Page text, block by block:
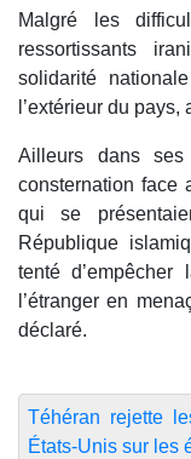
Malgré les
ressortissants
solidarité
l’extérieur du
Ailleurs dans
consternation face
qui se
République
tenté
l’étranger en
déclaré.
Téhéran rejette
États-Unis sur les